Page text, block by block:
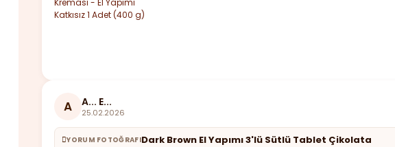
A A... E...
25.02.2026
YORUM FOTOĞRAFIDark Brown El Yapımı 3'lü Sütlü Tablet Çikolata